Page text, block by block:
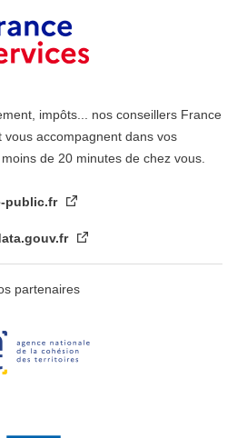
impôts... nos conseillers France
accompagnent dans vos
de 20 minutes de chez vous.
public.fr
partenaires